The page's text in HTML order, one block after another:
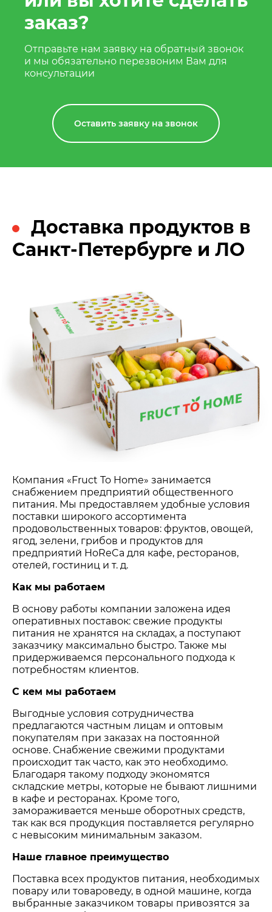
заказ?
Отправьте нам заявку на обратный звонок
и мы обязательно перезвоним Вам для
консультации
Оставить заявку на звонок
Доставка продуктов в
Санкт-Петербурге и ЛО
Компания «Fruct To Home» занимается
снабжением предприятий общественного
питания. Мы предоставляем удобные условия
поставки широкого ассортимента
продовольственных товаров: фруктов, овощей,
ягод, зелени, грибов и продуктов для
предприятий HoReCa для кафе, ресторанов,
отелей, гостиниц и т. д.
Как мы работаем
В основу работы компании заложена идея
оперативных поставок: свежие продукты
питания не хранятся на складах, а поступают
заказчику максимально быстро. Также мы
придерживаемся персонального подхода к
потребностям клиентов.
С кем мы работаем
Выгодные условия сотрудничества
предлагаются частным лицам и оптовым
покупателям при заказах на постоянной
основе. Снабжение свежими продуктами
происходит так часто, как это необходимо.
Благодаря такому подходу экономятся
складские метры, которые не бывают лишними
в кафе и ресторанах. Кроме того,
замораживается меньше оборотных средств,
так как вся продукция поставляется регулярно
с невысоким минимальным заказом.
Наше главное преимущество
Поставка всех продуктов питания, необходимых
повару или товароведу, в одной машине, когда
выбранные заказчиком товары привозятся за